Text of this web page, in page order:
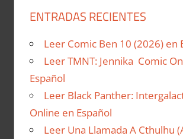
ENTRADAS RECIENTES
Leer Comic Ben 10 (2026) en
Leer TMNT: Jennika Comic
Español
Leer Black Panther:
Online en Español
Leer Una Llamada A Cthulhu